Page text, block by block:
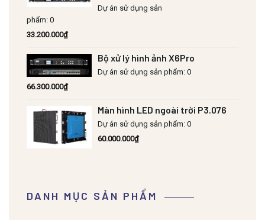
Dự án sử dụng sản
phẩm: 0
33.200.000₫
Bộ xử lý hình ảnh X6Pro
Dự án sử dụng sản phẩm: 0
66.300.000₫
Màn hình LED ngoài trời P3.076
Dự án sử dụng sản phẩm: 0
60.000.000₫
DANH MỤC SẢN PHẨM